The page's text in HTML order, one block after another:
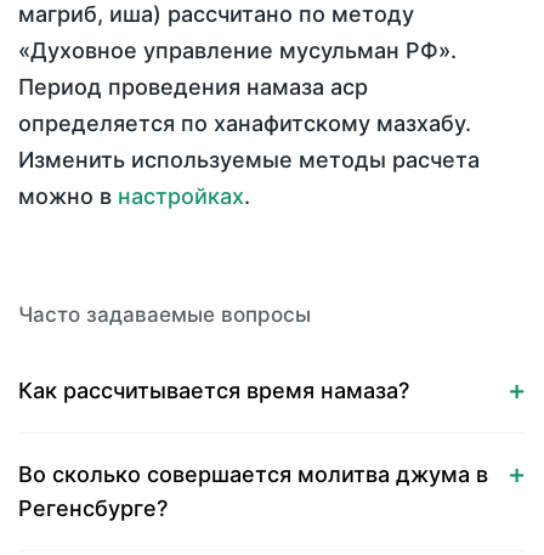
магриб, иша) рассчитано по методу
«Духовное управление мусульман РФ».
Период проведения намаза аср
определяется по ханафитскому мазхабу.
Изменить используемые методы расчета
можно в настройках.
Часто задаваемые вопросы
Как рассчитывается время намаза?
Во сколько совершается молитва джума в
Регенсбурге?